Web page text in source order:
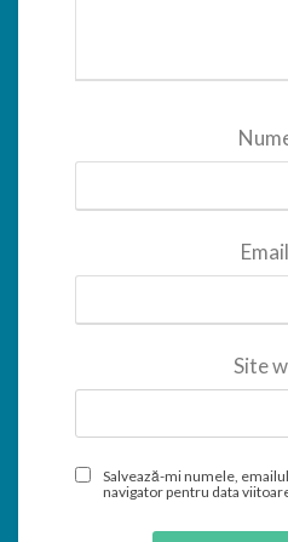
Email
Site
Salvează-mi numele,
navigator pentru data